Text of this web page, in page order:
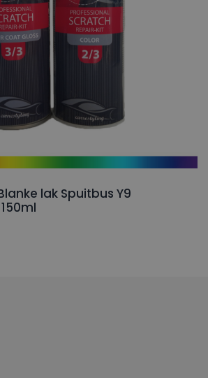
lak Spuitbus Y9
150ml